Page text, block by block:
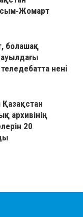
Жомарт
болашақ
нені
архивінің
20